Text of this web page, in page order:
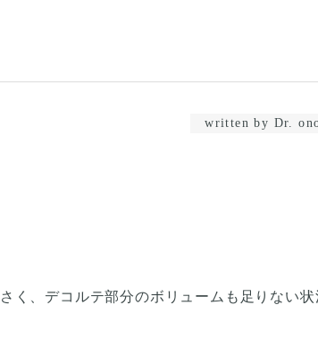
written by Dr.
、デコルテ部分のボリュームも足りない状